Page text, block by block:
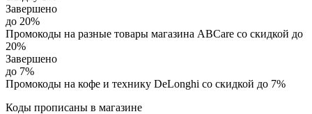
Завершено
до 20%
Промокоды на разные товары магазина ABCare со скидкой до
20%
Завершено
до 7%
Промокоды на кофе и технику DeLonghi со скидкой до 7%
Коды прописаны в магазине